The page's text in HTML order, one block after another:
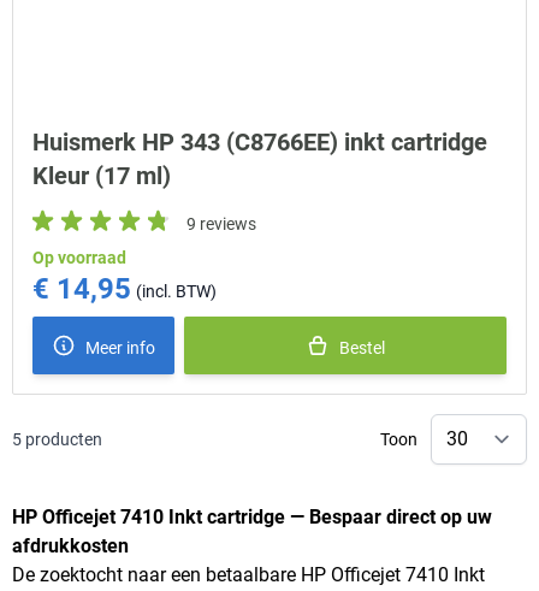
Huismerk HP 343 (C8766EE) inkt cartridge
Kleur (17 ml)
9 reviews
Op voorraad
€ 14,95
Meer info Bestel
5 producten Toon
HP Officejet 7410 Inkt cartridge — Bespaar direct op uw
afdrukkosten
De zoektocht naar een betaalbare HP Officejet 7410 Inkt